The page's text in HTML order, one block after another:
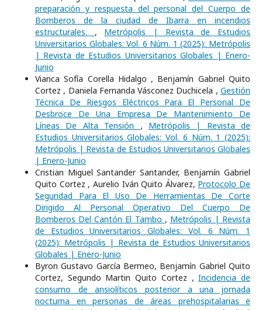
preparación y respuesta del personal del Cuerpo de
Bomberos de la ciudad de Ibarra en incendios
estructurales. , Metrópolis | Revista de Estudios
Universitarios Globales: Vol. 6 Núm. 1 (2025): Metrópolis
| Revista de Estudios Universitarios Globales | Enero-
Junio
Vianca Sofía Corella Hidalgo , Benjamín Gabriel Quito
Cortez , Daniela Fernanda Vásconez Duchicela , Gestión
Técnica De Riesgos Eléctricos Para El Personal De
Desbroce De Una Empresa De Mantenimiento De
Líneas De Alta Tensión , Metrópolis | Revista de
Estudios Universitarios Globales: Vol. 6 Núm. 1 (2025):
Metrópolis | Revista de Estudios Universitarios Globales
| Enero-Junio
Cristian Miguel Santander Santander, Benjamín Gabriel
Quito Cortez , Aurelio Iván Quito Álvarez, Protocolo De
Seguridad Para El Uso De Herramientas De Corte
Dirigido Al Personal Operativo Del Cuerpo De
Bomberos Del Cantón El Tambo , Metrópolis | Revista
de Estudios Universitarios Globales: Vol. 6 Núm. 1
(2025): Metrópolis | Revista de Estudios Universitarios
Globales | Enero-Junio
Byron Gustavo García Bermeo, Benjamín Gabriel Quito
Cortez, Segundo Martin Quito Cortez ,Incidencia de
consumo de ansiolíticos posterior a una jornada
nocturna en personas de áreas prehospitalarias e